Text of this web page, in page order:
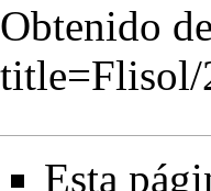
Obtenido
title=Flisol/
Esta